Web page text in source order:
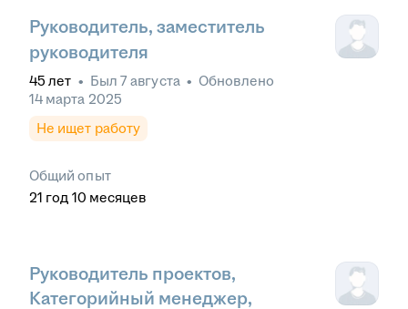
Руководитель, заместитель
руководителя
45 лет • Был 7 августа • Обновлено
14 марта 2025
Не ищет работу
Общий опыт
21 год 10 месяцев
Руководитель проектов,
Категорийный менеджер,